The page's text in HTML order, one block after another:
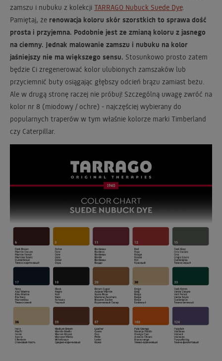
zamszu i nubuku z kolekcji TARRAGO Nubuck Suede Dye.
Pamiętaj, że renowacja koloru skór szorstkich to sprawa dość
prosta i przyjemna. Podobnie jest ze zmianą koloru z jasnego
na ciemny. Jednak malowanie zamszu i nubuku na kolor
jaśniejszy nie ma większego sensu. Stosunkowo prosto zatem
będzie Ci zregenerować kolor ulubionych zamszaków lub
przyciemnić buty osiągając głębszy odcień brązu zamiast beżu.
Ale w drugą stronę raczej nie próbuj! Szczególną uwagę zwróć na
kolor nr 8 (miodowy / ochre) - najczęściej wybierany do
popularnych traperów w tym właśnie kolorze marki Timberland
czy Caterpillar.